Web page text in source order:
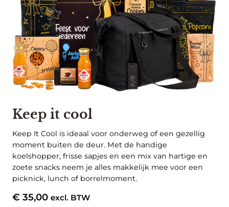
Keep it cool
Keep It Cool is ideaal voor onderweg of een gezellig
moment buiten de deur. Met de handige
koelshopper, frisse sapjes en een mix van hartige en
zoete snacks neem je alles makkelijk mee voor een
picknick, lunch of borrelmoment.
€ 35,00 excl. BTW